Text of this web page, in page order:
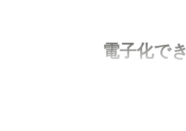
電子化で